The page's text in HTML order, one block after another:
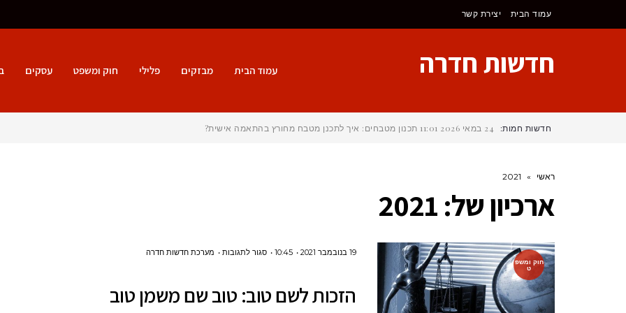
עמוד הבית יצירת קשר
חדשות חדרה עמוד הבית מבזקים פלילי חוק ומשפט עסקים
חדשות חמות: 24 במאי 2026 11:01 תכנון מטבחים: איך לתכנן מטבח מחורץ בהתאמה אישית?
ראשי »
2021
ארכיון של: 2021
חוק ומשפ
ט
19 בנובמבר 2021 10:45 סגור לתגובותעל
לשם
מערכת חדשות חדרה
הזכות לשם טוב: טוב שם משמן טוב